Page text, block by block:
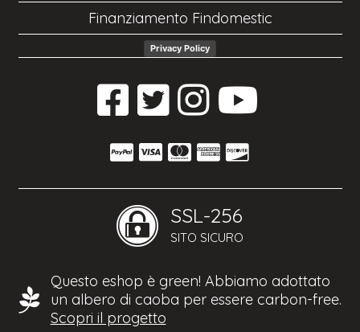
Finanziamento Findomestic
Privacy Policy
SSL-256
SITO SICURO
Questo eshop è green! Abbiamo adottato
un albero di caoba per essere carbon-free.
Scopri il progetto